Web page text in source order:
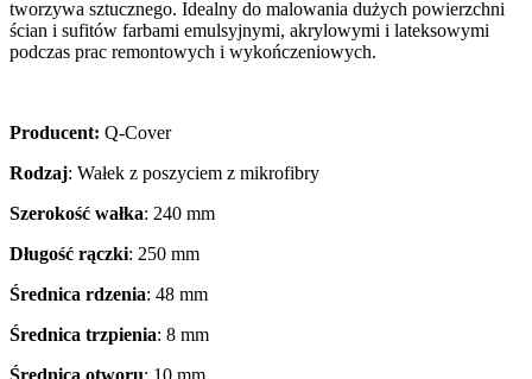
tworzywa sztucznego. Idealny do malowania dużych powierzchni
ścian i sufitów farbami emulsyjnymi, akrylowymi i lateksowymi
podczas prac remontowych i wykończeniowych.
Producent: Q-Cover
Rodzaj: Wałek z poszyciem z mikrofibry
Szerokość wałka: 240 mm
Długość rączki: 250 mm
Średnica rdzenia: 48 mm
Średnica trzpienia: 8 mm
Średnica otworu: 10 mm